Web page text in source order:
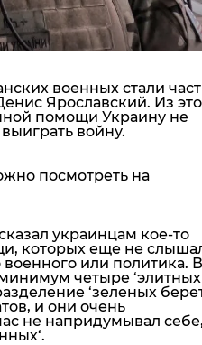
военных стали
Ярославский. Из
помощи Украину не
войну.
посмотреть на
украинцам кое-то
которых еще не
или политика. В
четыре ‘элитных
‘зеленых
и они очень
не напридумывал
‘.